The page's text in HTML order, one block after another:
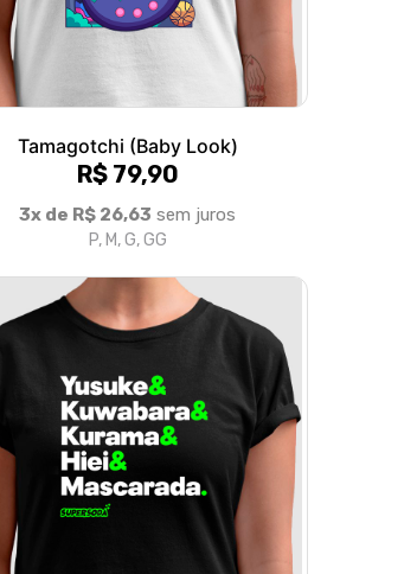
Time Urameshi (Baby Look)
R$ 79,90
3x de R$ 26,63sem juros
P, M, G, GG